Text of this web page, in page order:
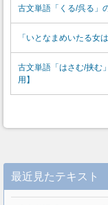
古文単語「くる/呉る」
「いとなまめいたる女
古文単語「はさむ/挟む
用】
最近見たテキスト